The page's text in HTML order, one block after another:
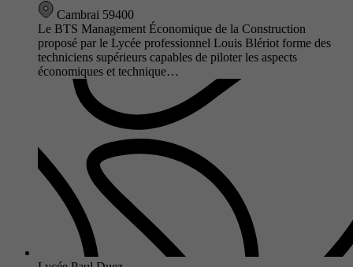
Cambrai 59400
Le BTS Management Économique de la Construction
proposé par le Lycée professionnel Louis Blériot forme des
techniciens supérieurs capables de piloter les aspects
économiques et technique…